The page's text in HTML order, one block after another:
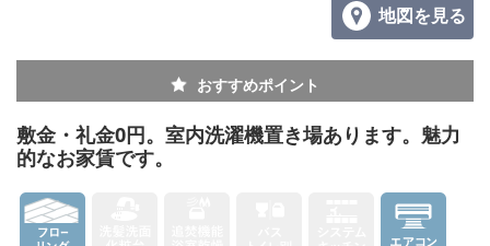
地図を見る
おすすめポイント
敷金・礼金0円。室内洗濯機置き場あります。魅力
的なお家賃です。